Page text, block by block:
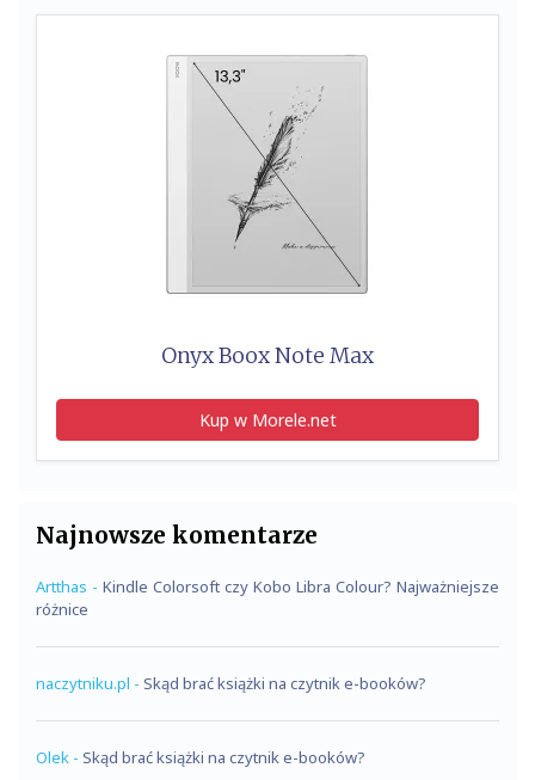
Onyx Boox Note Max
Kup w Morele.net
Najnowsze komentarze
Artthas - Kindle Colorsoft czy Kobo Libra Colour? Najważniejsze
różnice
naczytniku.pl - Skąd brać książki na czytnik e-booków?
Olek - Skąd brać książki na czytnik e-booków?